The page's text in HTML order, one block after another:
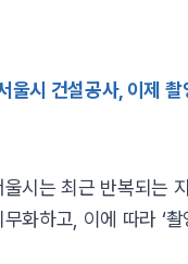
울시 건설공사, 이제
울시는 최근 반복되는
무화하고, 이에 따라 ‘